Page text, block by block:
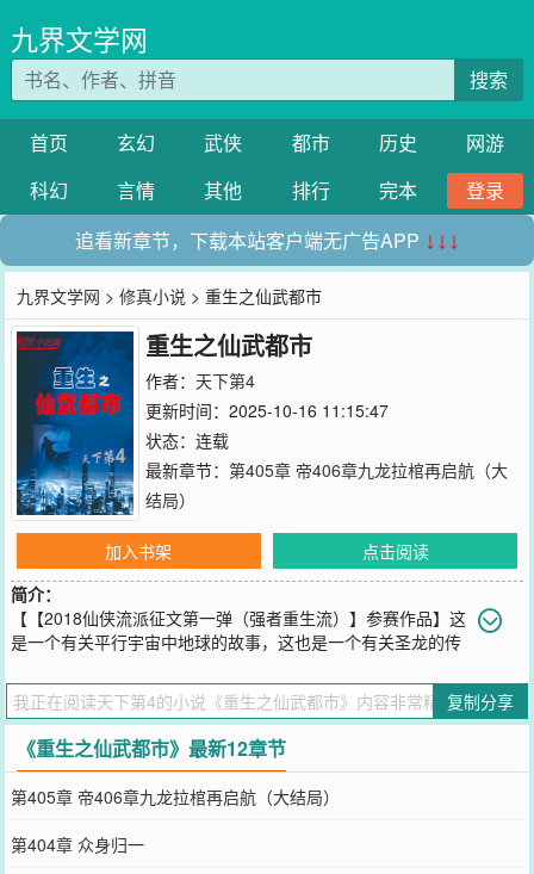
九界文学网
搜索
首页 玄幻 武侠 都市 历史
网游
科幻
言情 其他 排行 完本
登录
追看新章节，下载本站客户端无广告APP ↓↓↓
九界文学网 >修真小说 > 重生之仙武都市
重生之仙武都市
作者： 天下第4
更新时间：2025-10-16 11:15:47
状态：连载
最新章节： 第405章 帝406章九龙拉棺再启航（大
结局）
加入书架
点击阅读
简介：
【【2018仙侠流派征文第一弹（强者重生流）】参赛作品】这
是一个有关平行宇宙中地球的故事，这也是一个有关圣龙的传
您要是觉得《重生之仙武都市》还不错的话请不要忘记向您QQ群和微
博微信里的朋友推荐哦！
复制分享
《重生之仙武都市》最新12章节
第405章 帝406章九龙拉棺再启航（大结局）
第404章 众身归一